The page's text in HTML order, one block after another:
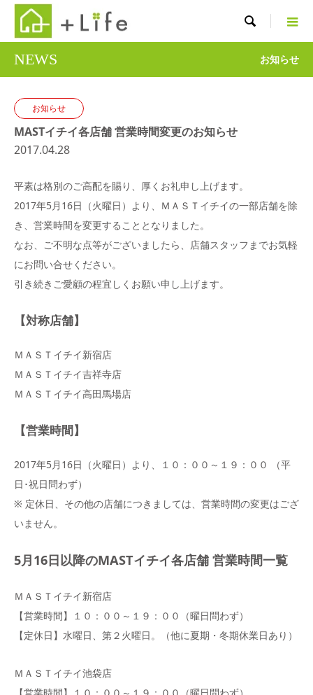

NEWS お知らせ
お知らせ
MASTイチイ各店舗 営業時間変更のお知らせ
2017.04.28
平素は格別のご高配を賜り、厚くお礼申し上げます。
2017年5月16日（火曜日）より、ＭＡＳＴイチイの一部店舗を除
き、営業時間を変更することとなりました。
なお、ご不明な点等がございましたら、店舗スタッフまでお気軽
にお問い合せください。
引き続きご愛顧の程宜しくお願い申し上げます。
【対称店舗】
ＭＡＳＴイチイ新宿店
ＭＡＳＴイチイ吉祥寺店
ＭＡＳＴイチイ高田馬場店
【営業時間】
2017年5月16日（火曜日）より、１０：００～１９：００ （平
日･祝日問わず）
※ 定休日、その他の店舗につきましては、営業時間の変更はござ
いません。
5月16日以降のMASTイチイ各店舗 営業時間一覧
ＭＡＳＴイチイ新宿店
【営業時間】１０：００～１９：００（曜日問わず）
【定休日】水曜日、第２火曜日。（他に夏期・冬期休業日あり）
ＭＡＳＴイチイ池袋店
【営業時間】１０：００～１９：００（曜日問わず）